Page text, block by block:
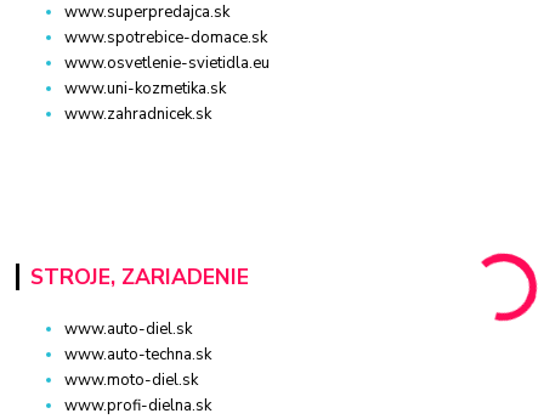
www.superpredajca.sk
www.spotrebice-domace.sk
www.osvetlenie-svietidla.eu
www.uni-kozmetika.sk
www.zahradnicek.sk
STROJE, ZARIADENIE
www.auto-diel.sk
www.auto-techna.sk
www.moto-diel.sk
www.profi-dielna.sk